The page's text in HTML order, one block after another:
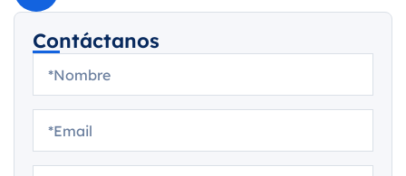
Contáctanos